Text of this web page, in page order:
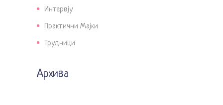
Интервју
Практични Мајки
Трудници
Архива